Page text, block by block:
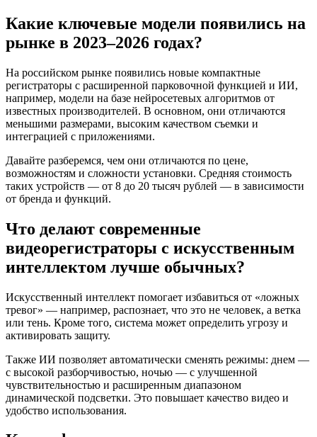
Какие ключевые модели появились на
рынке в 2023–2026 годах?
На российском рынке появились новые компактные
регистраторы с расширенной парковочной функцией и ИИ,
например, модели на базе нейросетевых алгоритмов от
известных производителей. В основном, они отличаются
меньшими размерами, высоким качеством съемки и
интеграцией с приложениями.
Давайте разберемся, чем они отличаются по цене,
возможностям и сложности установки. Средняя стоимость
таких устройств — от 8 до 20 тысяч рублей — в зависимости
от бренда и функций.
Что делают современные
видеорегистраторы с искусственным
интеллектом лучше обычных?
Искусственный интеллект помогает избавиться от «ложных
тревог» — например, распознает, что это не человек, а ветка
или тень. Кроме того, система может определить угрозу и
активировать защиту.
Также ИИ позволяет автоматически сменять режимы: днем —
с высокой разборчивостью, ночью — с улучшенной
чувствительностью и расширенным диапазоном
динамической подсветки. Это повышает качество видео и
удобство использования.